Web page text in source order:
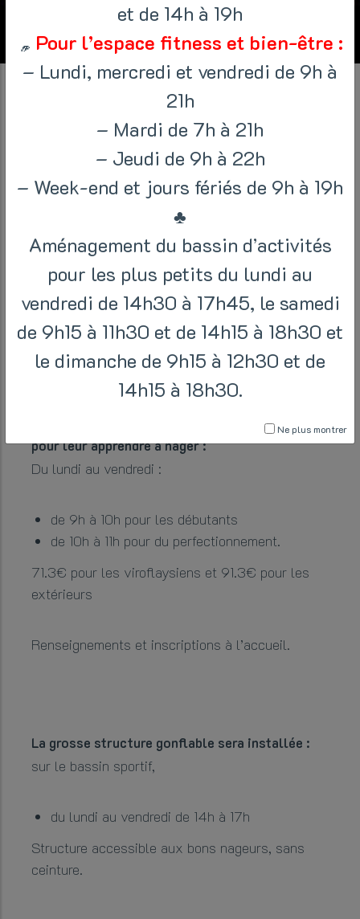
HALLOWEEN
/Actualités / Halloween
PENDANT LES VACANCES
D’AUTOMNE, LE CAB PASSE EN
MODE HALLOWEEN
Inscrivez vos enfants aux stages de natation
pour leur apprendre à nager :
Du lundi au vendredi :
de 9h à 10h pour les débutants
de 10h à 11h pour du perfectionnement.
71.3€ pour les viroflaysiens et 91.3€ pour les
extérieurs
Renseignements et inscriptions à l’accueil.
La grosse structure gonflable sera installée :
sur le bassin sportif,
du lundi au vendredi de 14h à 17h
Structure accessible aux bons nageurs, sans
ceinture.
et de 14h à 19h
Pour l’espace fitness et bien-être :
– Lundi, mercredi et vendredi de 9h à
21h
– Mardi de 7h à 21h
– Jeudi de 9h à 22h
– Week-end et jours fériés de 9h à 19h
♣
Aménagement du bassin d’activités
pour les plus petits du lundi au
vendredi de 14h30 à 17h45, le samedi
de 9h15 à 11h30 et de 14h15 à 18h30 et
le dimanche de 9h15 à 12h30 et de
14h15 à 18h30.
Ne plus montrer